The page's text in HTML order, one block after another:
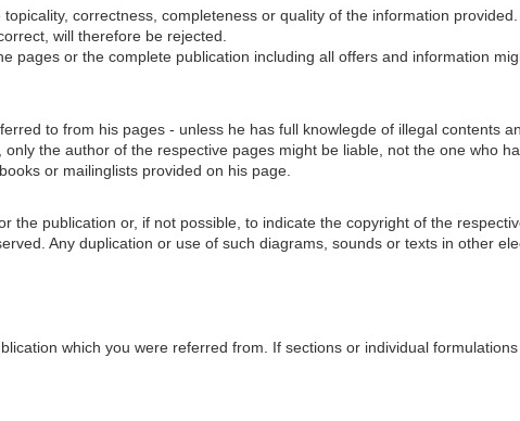
correctness, completeness or quality of the information
will therefore be rejected.
pages or the complete publication including all offers and information
to from his pages - unless he has full knowlegde of illegal contents
the author of the respective pages might be liable, not the one who
or mailinglists provided on his page.
the publication or, if not possible, to indicate the copyright of the
Any duplication or use of such diagrams, sounds or texts in other
which you were referred from. If sections or individual